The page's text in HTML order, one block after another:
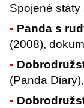
Spojené státy
Panda s
(2008),
(Panda